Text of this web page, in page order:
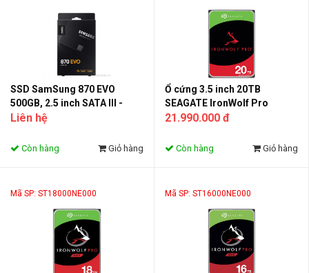
SSD SamSung 870 EVO
500GB, 2.5 inch SATA III -
MZ-77E500BW
Liên hệ
Còn hàng Giỏ hàng
Ổ cứng 3.5 inch 20TB
SEAGATE IronWolf Pro
ST20000NE000
21.990.000 đ
Còn hàng Giỏ hàng
Mã SP: ST18000NE000 Mã SP: ST16000NE000